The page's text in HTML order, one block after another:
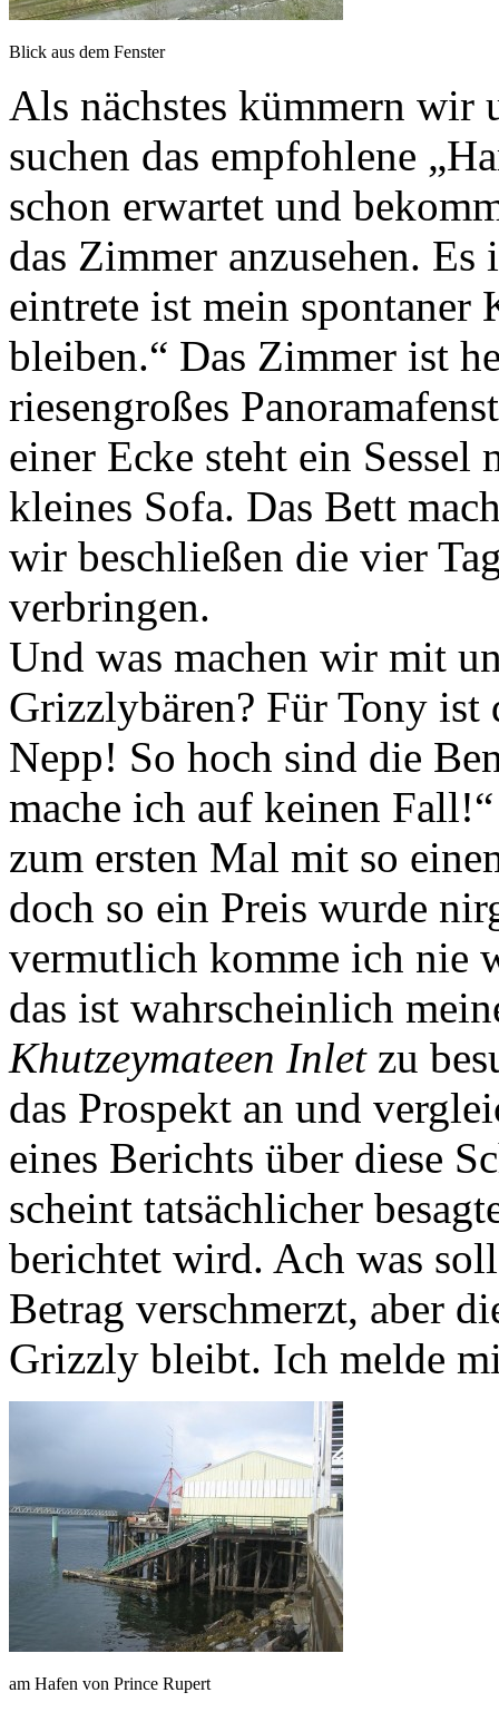
Blick aus dem Fenster
Als nächstes kümmern wir
suchen das empfohlene
schon erwartet und
das Zimmer anzusehen.
eintrete ist mein spontaner
bleiben.“ Das Zimmer ist
riesengroßes
einer Ecke steht ein Sessel
kleines Sofa. Das Bett
wir beschließen die vier
verbringen.
Und was machen wir mit
Grizzlybären? Für Tony ist
Nepp! So hoch sind die
mache ich auf keinen
zum ersten Mal mit so
doch so ein Preis wurde
vermutlich komme ich nie
das ist wahrscheinlich
Khutzeymateen Inletzu
das Prospekt an und
eines Berichts über diese
scheint tatsächlicher
berichtet wird. Ach was
Betrag verschmerzt, aber
Grizzly bleibt. Ich melde
am Hafen von Prince Rupert